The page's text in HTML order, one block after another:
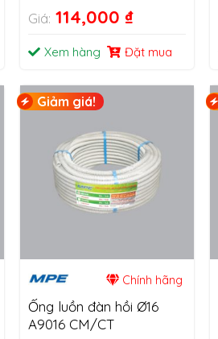
Giá: 114,000 ₫
Xem hàng Đặt mua
Giảm giá!
Chính hãng
Ống luồn đàn hồi Ø16
A9016 CM/CT